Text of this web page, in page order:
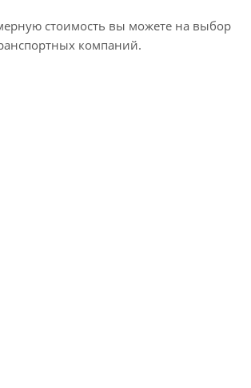
стоимость вы можете на выбор
компаний.